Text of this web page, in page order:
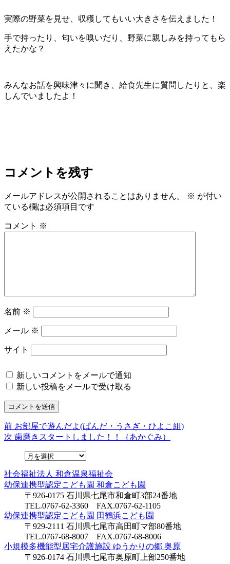
実際の野菜を見せ、収穫してもいい大きさを伝えました！
手で持ったり、匂いを嗅いだり、野菜に親しみを持ってもら
えたかな？
みんなお話を興味津々に聞き、給食先生に質問したりと、楽
しんでいましたよ！
コメントを残す
メールアドレスが公開されることはありません。 ※ が付い
ている欄は必須項目です
コメント ※
名前 ※
メール ※
サイト
新しいコメントをメールで通知
新しい投稿をメールで受け取る
投
稿
ビ
ー
ョ
前 前
の
お部屋で遊んだよ(ぱんだ・うさぎ・ひよこ組)
次 次
稿:
歯磨きスタートしました！！（あかぐみ）
社会福祉法人 和倉温泉福祉会
幼保連携型認定こども園 和倉こども園
〒926-0175 石川県七尾市和倉町3部24番地
TEL.0767-62-3360 FAX.0767-62-1105
幼保連携型認定こども園 田鶴浜こども園
〒929-2111 石川県七尾市高田町マ部80番地
TEL.0767-68-8007 FAX.0767-68-8006
小規模多機能型居宅介護施設 ゆうかりの郷 奥原
〒926-0174 石川県七尾市奥原町上部250番地